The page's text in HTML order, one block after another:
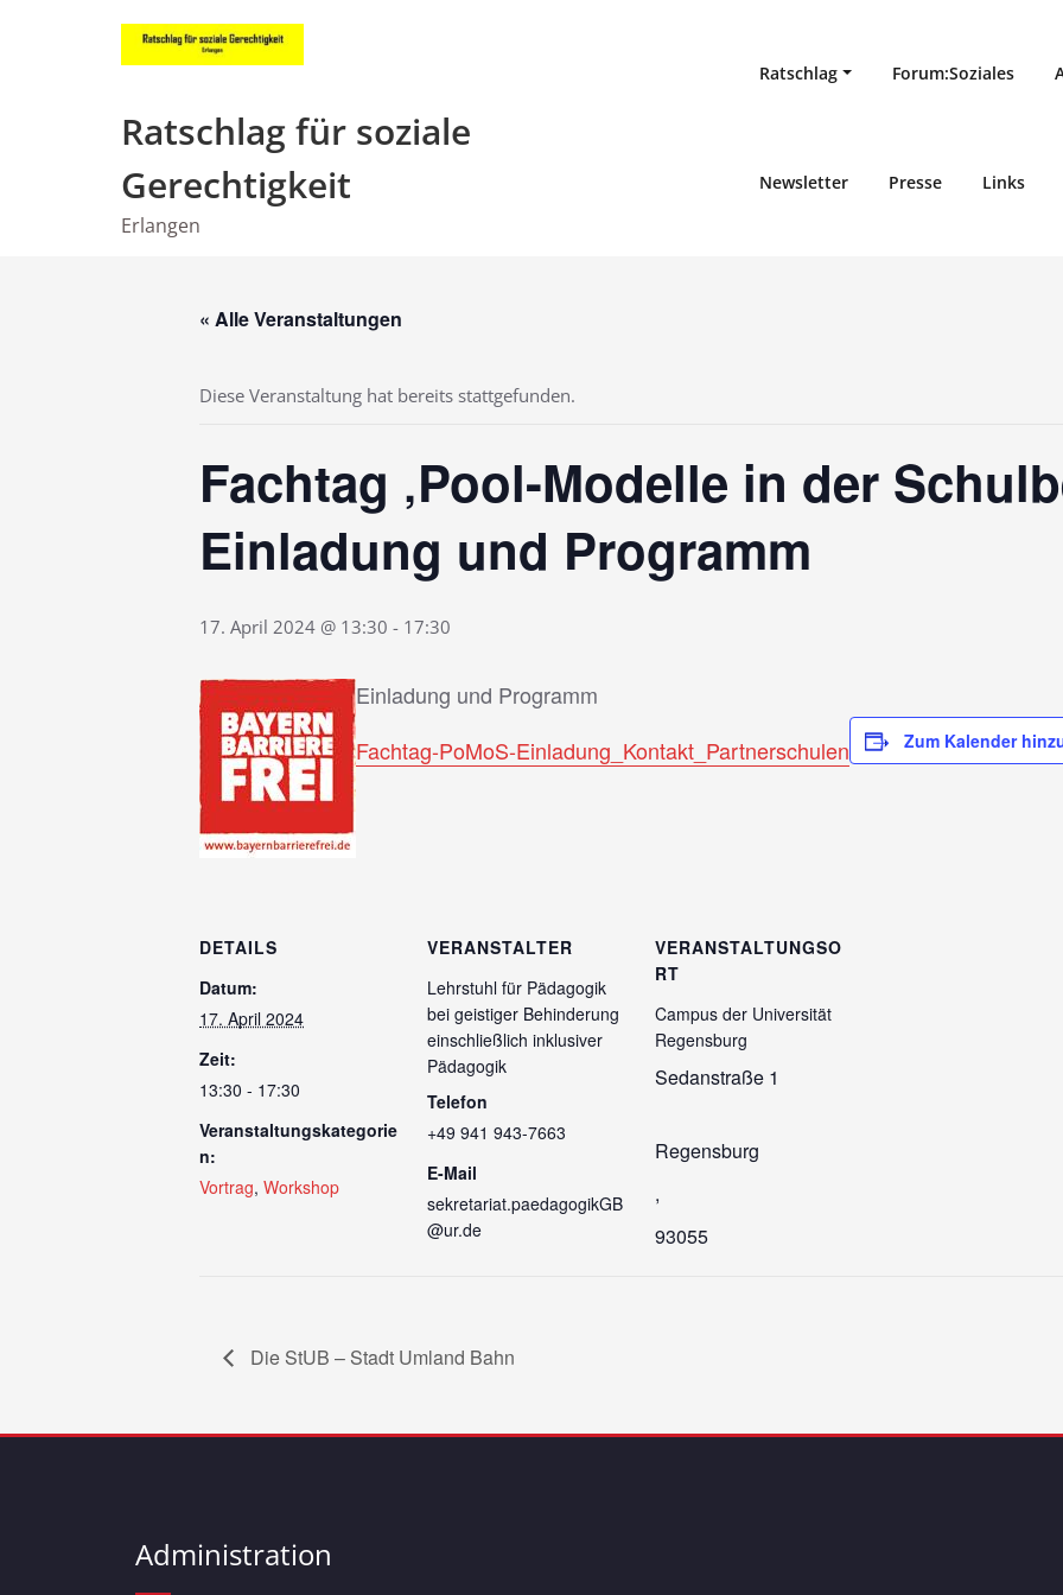
Ratschlag für soziale
Gerechtigkeit
Erlangen
Ratschlag Forum:Soziales
Newsletter Presse Links
« Alle Veranstaltungen
Diese Veranstaltung hat bereits stattgefunden.
Fachtag ‚Pool-Modelle in der
Einladung und Programm
17. April 2024 @ 13:30 - 17:30
Einladung und Programm
Fachtag-PoMoS-Einladung_Kontakt_Partnerschulen
Zum Kalender
DETAILS
Datum:
17. April 2024
Zeit:
13:30 - 17:30
Veranstaltungskategorie
n:
Vortrag, Workshop
VERANSTALTER
Lehrstuhl für Pädagogik
bei geistiger Behinderung
einschließlich inklusiver
Pädagogik
Telefon
+49 941 943-7663
E-Mail
sekretariat.paedagogikGB
@ur.de
VERANSTALTUNGSO
RT
Campus der Universität
Regensburg
Sedanstraße 1
Regensburg
,
93055
Die StUB – Stadt Umland Bahn
Administration